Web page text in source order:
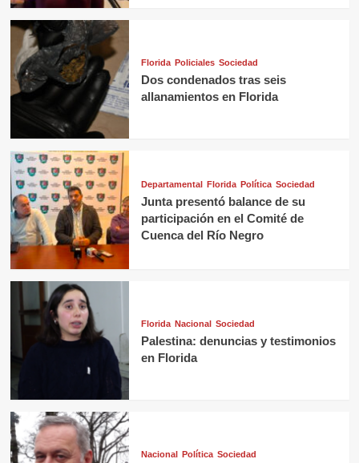
Florida Policiales Sociedad
Dos condenados tras seis
allanamientos en Florida
Departamental Florida Política Sociedad
Junta presentó balance de su
participación en el Comité de
Cuenca del Río Negro
Florida Nacional Sociedad
Palestina: denuncias y testimonios
en Florida
Nacional Política Sociedad